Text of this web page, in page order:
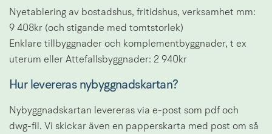
Nyetablering av bostadshus, fritidshus, verksamhet mm:
9 408kr (och stigande med tomtstorlek)
Enklare tillbyggnader och komplementbyggnader, t ex
uterum eller Attefallsbyggnader: 2 940kr
Hur levereras nybyggnadskartan?
Nybyggnadskartan levereras via e-post som pdf och
dwg-fil. Vi skickar även en papperskarta med post om så